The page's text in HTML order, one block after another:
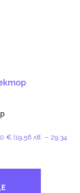
€ Price
(19.56 лв. – 29.34